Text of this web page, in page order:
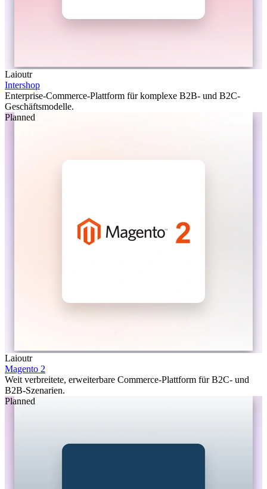
Laioutr
Intershop
Enterprise-Commerce-Plattform für komplexe B2B- und B2C-
Geschäftsmodelle.
Planned
Laioutr
Magento 2
Weit verbreitete, erweiterbare Commerce-Plattform für B2C- und
B2B-Szenarien.
Planned